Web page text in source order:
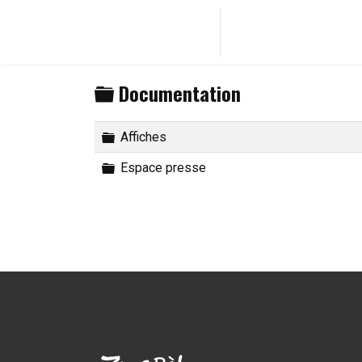
Carpeta
Documentation
Carpeta
Affiches
Carpeta
Espace presse